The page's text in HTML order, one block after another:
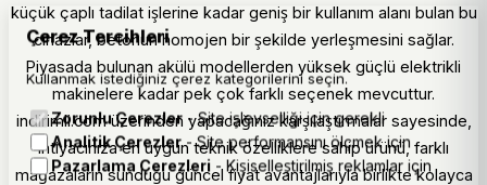
küçük çaplı tadilat işlerine kadar geniş bir kullanım alanı bulan bu
cihazlar, betonun homojen bir şekilde yerleşmesini sağlar.
Piyasada bulunan akülü modellerden yüksek güçlü elektrikli
makinelere kadar pek çok farklı seçenek mevcuttur.
indirimli.com üzerinden yapacağınız karşılaştırmalar sayesinde,
ihtiyacınıza en uygun teknik özelliklere sahip ürünü, farklı
mağazaların sunduğu güncel fiyat avantajlarıyla birlikte kolayca
Çerez Tercihleri
Kullanmak istediğiniz çerez kategorilerini seçin.
Zorunlu Çerezler - Site işlevselliği için gerekli
Analitik Çerezler- Site performansını ölçmek için
Pazarlama Çerezleri - Kişiselleştirilmiş reklamlar için